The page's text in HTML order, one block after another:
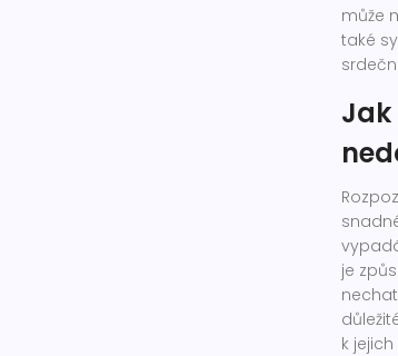
může
také
Jak
je
k